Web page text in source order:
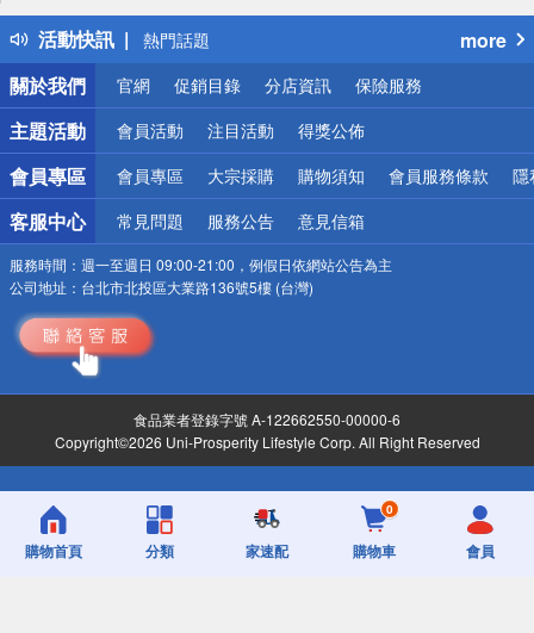
活動快訊
得獎公告
熱門話題
銀行優惠
偏遠地區配送
詐騙網頁！請小心！
more
關於我們
官網 促銷目錄 分店資訊 保險服務
主題活動 會員活動 注目活動 得獎公佈
會員專區 會員專區 大宗採購 購物須知 會員服務條款 隱
客服中心 常見問題 服務公告 意見信箱
服務時間： 週一至週日 09:00-21:00，例假日依網站公告為主
公司地址： 台北市北投區大業路136號5樓 (台灣)
食品業者登錄字號 A-122662550-00000-6
Copyright©2026 Uni-Prosperity Lifestyle Corp. All Right Reserved
購物首頁 分類 家速配
0
購物車 會員